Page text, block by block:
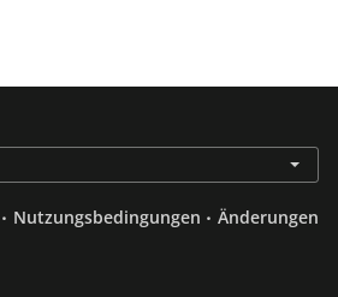
. Nutzungsbedingungen . Änderungen